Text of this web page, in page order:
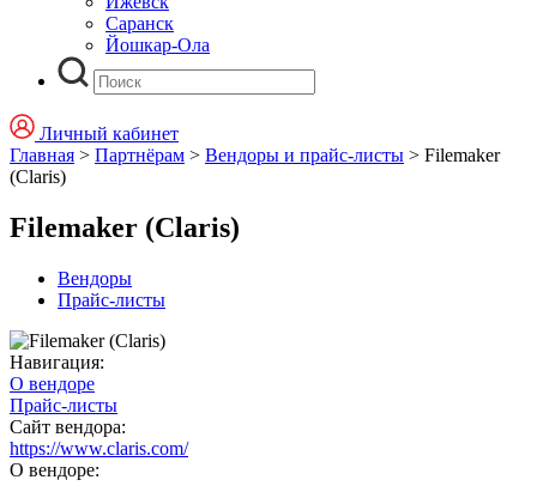
Саранск
Йошкар-Ола
Личный кабинет
Главная > Партнёрам > Вендоры и прайс-листы > Filemaker
(Claris)
Filemaker (Claris)
Вендоры
Прайс-листы
Навигация:
О вендоре
Прайс-листы
Сайт вендора:
https://www.claris.com/
О вендоре: